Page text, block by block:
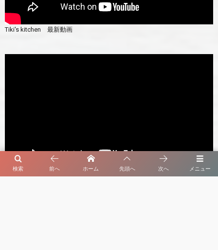
Tiki's kitchen 最新動画
セルビア暮らしのオヤ 最新動画
メニュー
検索 前へ ホーム 先頭へ 次へ